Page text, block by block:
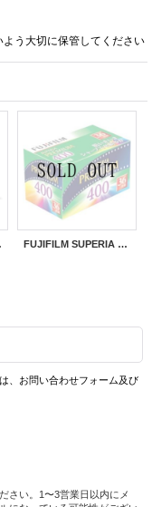
う大切に保管してください
ル
FUJIFILM SUPERIA PREMIUM 400｜36枚撮り
、お問い合わせフォーム及び
さい。1〜3営業日以内にメ